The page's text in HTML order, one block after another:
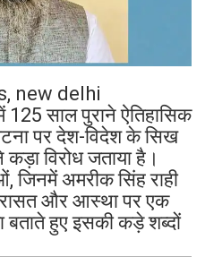
new delhi
125 साल पुराने ऐतिहासिक
पर देश-विदेश के सिख
विरोध जताया है।
जिनमें अमरीक सिंह राही
और आस्था पर एक
बताते हुए इसकी कड़े शब्दों